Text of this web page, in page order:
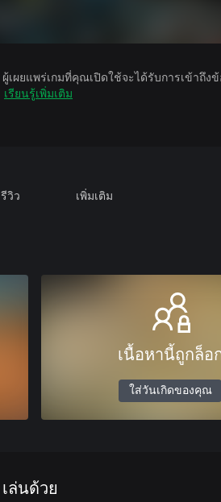
ผู้เผยแพร่เกมที่คุณเปิดใช้จะได้รับการเข้าถึ
เรียนรู้เพิ่มเติม
รีวิว เพิ่มเติม
เนื้อหานี้ถูกล็อ
ใส่วันเกิดของคุณ
เล่นด้วย